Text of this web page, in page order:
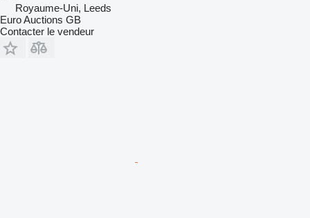
Royaume-Uni, Leeds
Euro Auctions GB
Contacter le vendeur